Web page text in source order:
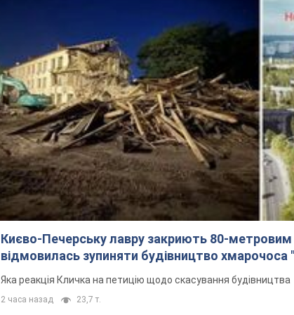
Києво-Печерську лавру закриють 80-
відмовилась зупиняти будівництво хмарочоса
Яка реакція Кличка на петицію щодо скасування будівництва
2 часа назад 23,7 т.